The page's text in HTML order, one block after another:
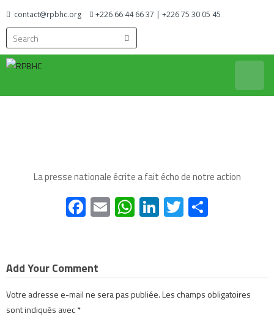
contact@rpbhc.org +226 66 44 66 37 | +226 75 30 05 45
RPBHC
Réseau des Productrices de Beurre de Karité des Hauts Bassins
La presse nationale écrite a fait écho de notre action
Facebook
EmailWhatsApp
LinkedIn
Twitter
Add Your Comment
Votre adresse e-mail ne sera pas publiée.Les champs obligatoires
sont indiqués avec*